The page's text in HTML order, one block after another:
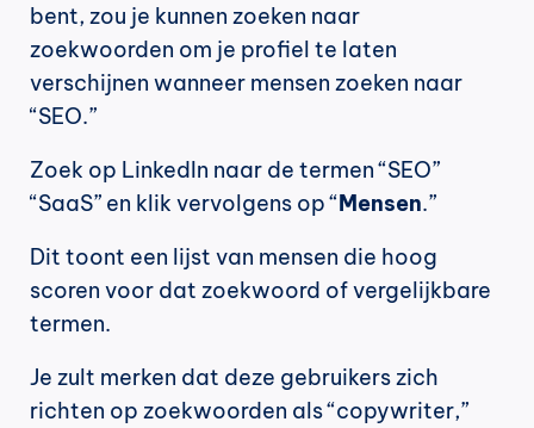
bent, zou je kunnen zoeken naar
zoekwoorden om je profiel te laten
verschijnen wanneer mensen zoeken naar
“SEO.”
Zoek op LinkedIn naar de termen “SEO”
“SaaS” en klik vervolgens op “Mensen.”
Dit toont een lijst van mensen die hoog
scoren voor dat zoekwoord of vergelijkbare
termen.
Je zult merken dat deze gebruikers zich
richten op zoekwoorden als “copywriter,”